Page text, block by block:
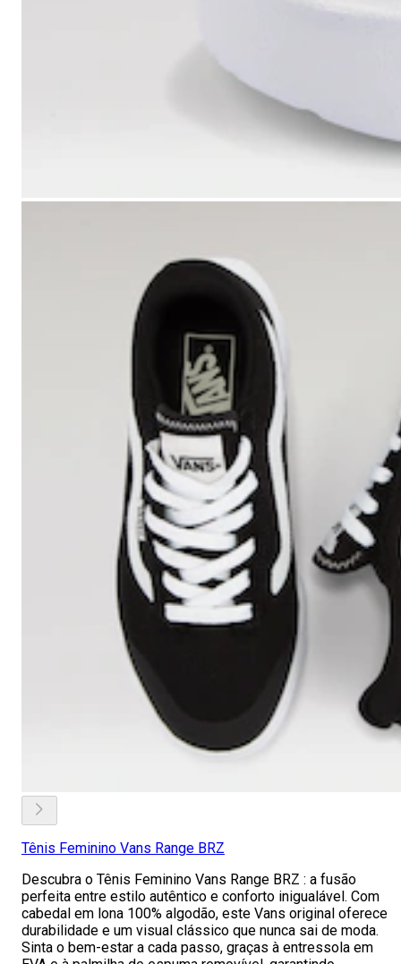
Tênis Feminino Vans Range BRZ
Descubra o Tênis Feminino Vans Range BRZ : a fusão
perfeita entre estilo autêntico e conforto inigualável. Com
cabedal em lona 100% algodão, este Vans original oferece
durabilidade e um visual clássico que nunca sai de moda.
Sinta o bem-estar a cada passo, graças à entressola em